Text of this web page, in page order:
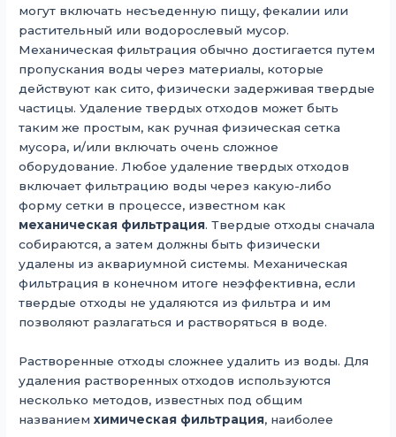
могут включать несъеденную пищу, фекалии или
растительный или водорослевый мусор.
Механическая фильтрация обычно достигается путем
пропускания воды через материалы, которые
действуют как сито, физически задерживая твердые
частицы. Удаление твердых отходов может быть
таким же простым, как ручная физическая сетка
мусора, и/или включать очень сложное
оборудование. Любое удаление твердых отходов
включает фильтрацию воды через какую-либо
форму сетки в процессе, известном как
механическая фильтрация. Твердые отходы сначала
собираются, а затем должны быть физически
удалены из аквариумной системы. Механическая
фильтрация в конечном итоге неэффективна, если
твердые отходы не удаляются из фильтра и им
позволяют разлагаться и растворяться в воде.
Растворенные отходы сложнее удалить из воды. Для
удаления растворенных отходов используются
несколько методов, известных под общим
названиемхимическая фильтрация, наиболее